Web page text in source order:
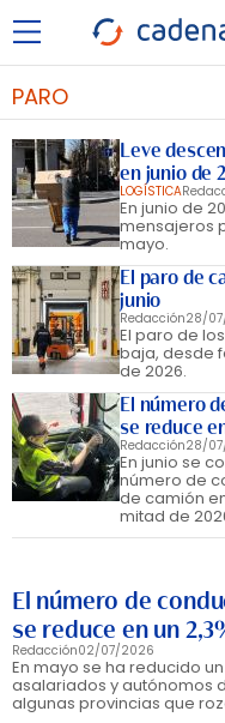
PARO
Leve
en junio de
LOGÍSTICA
En junio de
mensajeros
mayo.
El paro de
junio
Redacción28/
El paro de
baja, desde
de 2026.
El número
se reduce
Redacción28/
En junio se
número de
de camión
mitad de
El número de
se reduce en un
Redacción02/07/2026
En mayo se ha reducido
asalariados y autónomos
algunas provincias que